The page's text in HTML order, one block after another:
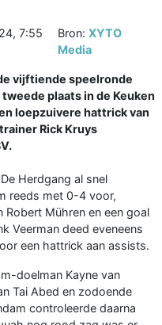
7:55
Bron: XYTO
Media
vijftiende speelronde
plaats in de Keuken
loepzuivere hattrick van
Rick Kruys
Herdgang al snel
reeds met 0-4 voor,
Mühren en een goal
Veerman deed eveneens
een hattrick aan assists.
doelman Kayne van
Tai Abed en zodoende
controleerde daarna